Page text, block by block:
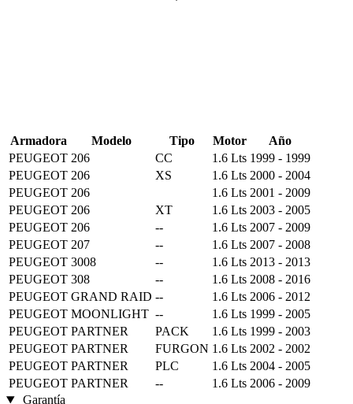
Armadora Modelo Tipo Motor
Año
PEUGEOT 206 CC 1.6 Lts 1999 - 1999
PEUGEOT 206 XS 1.6 Lts 2000 - 2004
PEUGEOT 206 1.6 Lts 2001 - 2009
PEUGEOT 206 XT 1.6 Lts 2003 - 2005
PEUGEOT 206 -- 1.6 Lts 2007 - 2009
PEUGEOT 207 -- 1.6 Lts 2007 - 2008
PEUGEOT 3008 -- 1.6 Lts 2013 - 2013
PEUGEOT 308 -- 1.6 Lts 2008 - 2016
PEUGEOT GRAND RAID -- 1.6 Lts 2006 - 2012
PEUGEOT MOONLIGHT -- 1.6 Lts 1999 - 2005
PEUGEOT PARTNER PACK 1.6 Lts 1999 - 2003
PEUGEOT PARTNER FURGON 1.6 Lts 2002 - 2002
PEUGEOT PARTNER PLC 1.6 Lts 2004 - 2005
PEUGEOT PARTNER -- 1.6 Lts 2006 - 2009
Garantía